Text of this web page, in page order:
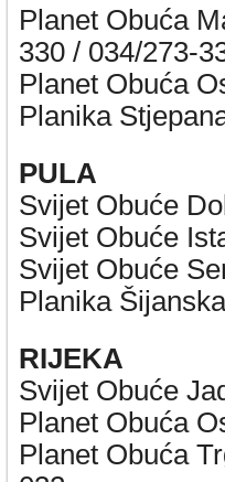
Planet Obuća
330 / 034/273-
Planet Obuća
Planika
PULA
Svijet Obuće
Svijet Obuće
Svijet Obuće
Planika
RIJEKA
Svijet Obuće
Planet Obuća
Planet Obuća